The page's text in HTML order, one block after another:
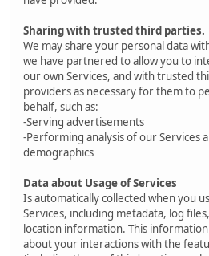
Sharing with trusted third parties.
We may share your personal data
we have partnered to allow you to
our own Services, and with trusted
providers as necessary for them to
behalf, such as:
-Serving advertisements
-Performing analysis of our Services
demographics
Data about Usage of Services
Is automatically collected when you
Services, including metadata, log
location information. This
about your interactions with the